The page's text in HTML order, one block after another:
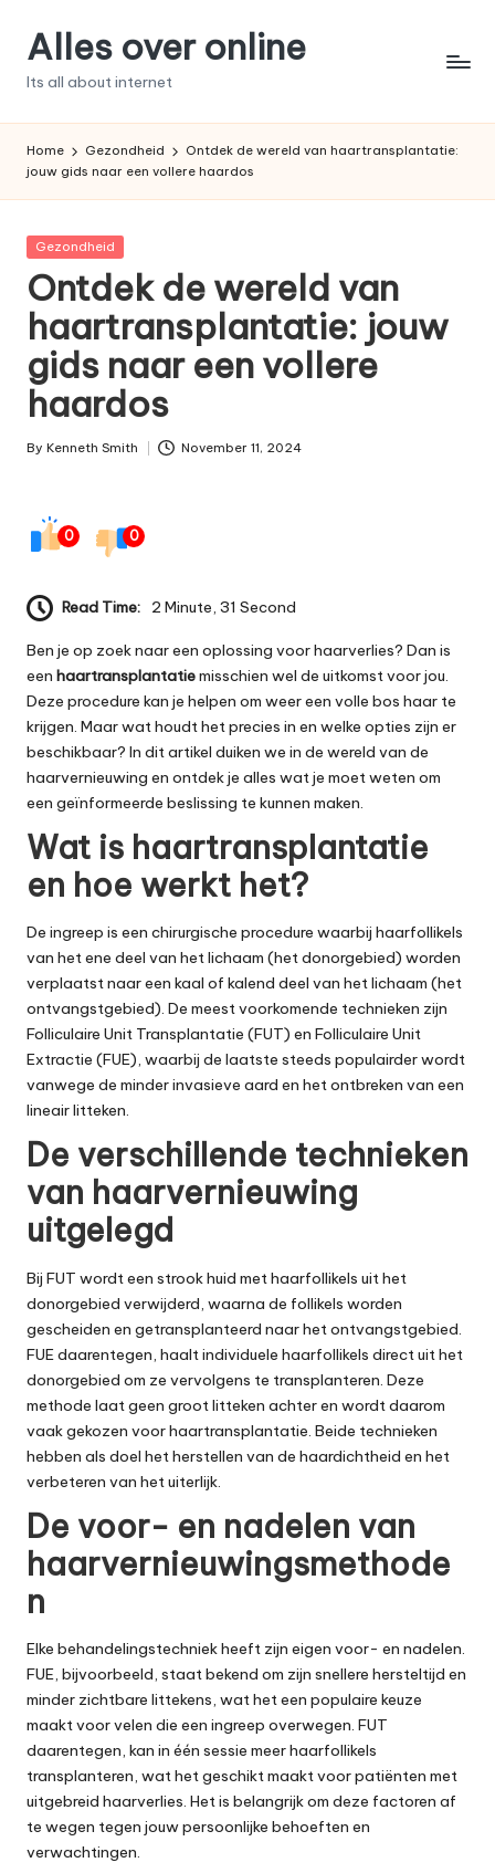
SkipAlles over online
Its all about internet
Home Gezondheid
Ontdek de wereld van haartransplantatie:
jouw gids naar een vollere haardos
Posted
Gezondheid
Ontdek de wereld van
haartransplantatie: jouw
gids naar een vollere
haardos
Posted
By Kenneth Smith November 11, 2024
0 0
Read Time: 2 Minute, 31 Second
Ben je op zoek naar een oplossing voor haarverlies? Dan is
een haartransplantatiemisschien wel de uitkomst voor jou.
Deze procedure kan je helpen om weer een volle bos haar te
krijgen. Maar wat houdt het precies in en welke opties zijn er
beschikbaar? In dit artikel duiken we in de wereld van de
haarvernieuwing en ontdek je alles wat je moet weten om
een geïnformeerde beslissing te kunnen maken.
Wat is haartransplantatie
en hoe werkt het?
De ingreep is een chirurgische procedure waarbij haarfollikels
van het ene deel van het lichaam (het donorgebied) worden
verplaatst naar een kaal of kalend deel van het lichaam (het
ontvangstgebied). De meest voorkomende technieken zijn
Folliculaire Unit Transplantatie (FUT) en Folliculaire Unit
Extractie (FUE), waarbij de laatste steeds populairder wordt
vanwege de minder invasieve aard en het ontbreken van een
lineair litteken.
De verschillende technieken
van haarvernieuwing
uitgelegd
Bij FUT wordt een strook huid met haarfollikels uit het
donorgebied verwijderd, waarna de follikels worden
gescheiden en getransplanteerd naar het ontvangstgebied.
FUE daarentegen, haalt individuele haarfollikels direct uit het
donorgebied om ze vervolgens te transplanteren. Deze
methode laat geen groot litteken achter en wordt daarom
vaak gekozen voor haartransplantatie. Beide technieken
hebben als doel het herstellen van de haardichtheid en het
verbeteren van het uiterlijk.
De voor- en nadelen van
haarvernieuwingsmethode
n
Elke behandelingstechniek heeft zijn eigen voor- en nadelen.
FUE, bijvoorbeeld, staat bekend om zijn snellere hersteltijd en
minder zichtbare littekens, wat het een populaire keuze
maakt voor velen die een ingreep overwegen. FUT
daarentegen, kan in één sessie meer haarfollikels
transplanteren, wat het geschikt maakt voor patiënten met
uitgebreid haarverlies. Het is belangrijk om deze factoren af
te wegen tegen jouw persoonlijke behoeften en
verwachtingen.